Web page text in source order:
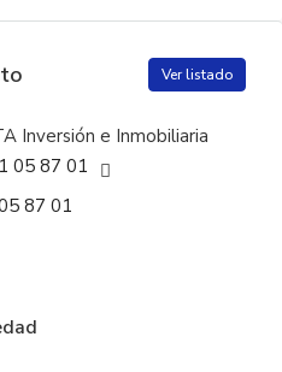
Ver listado
Inversión e Inmobiliaria
05 87 01
87 01